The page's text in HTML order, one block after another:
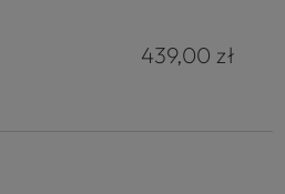
439,00 zł